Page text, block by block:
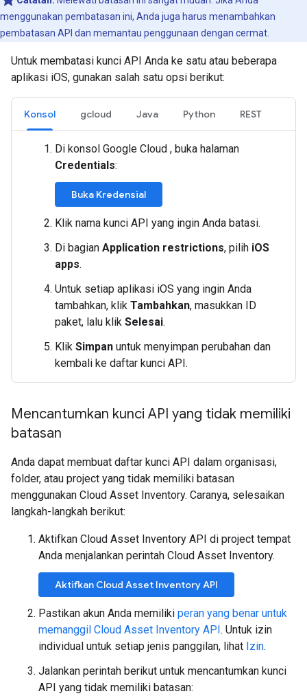
menggunakan pembatasan ini, Anda juga harus menambahkan
pembatasan API dan memantau penggunaan dengan cermat.
Untuk membatasi kunci API Anda ke satu atau beberapa
aplikasi iOS, gunakan salah satu opsi berikut:
Konsol gcloud Java Python REST
Di konsol Google Cloud , buka halaman
Credentials:
Buka Kredensial
Klik nama kunci API yang ingin Anda batasi.
Di bagian Application restrictions, pilih iOS
apps.
Untuk setiap aplikasi iOS yang ingin Anda
tambahkan, klik Tambahkan, masukkan ID
paket, lalu klik Selesai.
Klik Simpan untuk menyimpan perubahan dan
kembali ke daftar kunci API.
Mencantumkan kunci API yang tidak memiliki
batasan
Anda dapat membuat daftar kunci API dalam organisasi,
folder, atau project yang tidak memiliki batasan
menggunakan Cloud Asset Inventory. Caranya, selesaikan
langkah-langkah berikut:
Aktifkan Cloud Asset Inventory API di project tempat
Anda menjalankan perintah Cloud Asset Inventory.
Aktifkan Cloud Asset Inventory API
Pastikan akun Anda memiliki peran yang benar untuk
memanggil Cloud Asset Inventory API. Untuk izin
individual untuk setiap jenis panggilan, lihat Izin.
Jalankan perintah berikut untuk mencantumkan kunci
API yang tidak memiliki batasan: